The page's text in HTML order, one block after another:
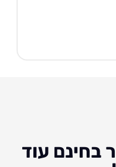
עוד